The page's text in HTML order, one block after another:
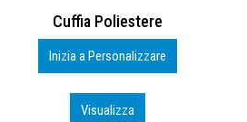
BS600 – 5139960
Personalizza
Visualizza